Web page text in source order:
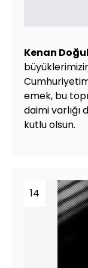
Kenan
emek, bu
daimi varlığı
kutlu olsun.
14